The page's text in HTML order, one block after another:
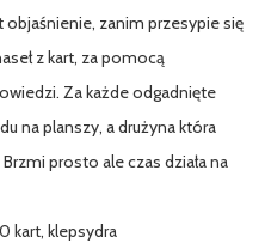
objaśnienie, zanim przesypie się
z kart, za pomocą
Za każde odgadnięte
na planszy, a drużyna która
prosto ale czas działa na
kart, klepsydra